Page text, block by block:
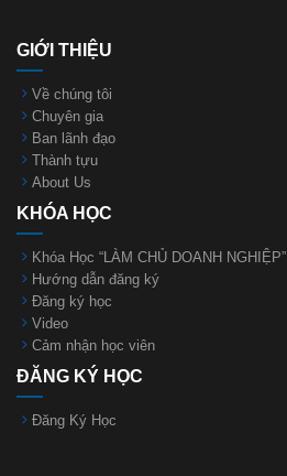
GIỚI THIỆU
Về chúng tôi
Chuyên gia
Ban lãnh đạo
Thành tựu
About Us
KHÓA HỌC
Khóa Học “LÀM CHỦ DOANH NGHIỆP”
Hướng dẫn đăng ký
Đăng ký học
Video
Cảm nhận học viên
ĐĂNG KÝ HỌC
Đăng Ký Học